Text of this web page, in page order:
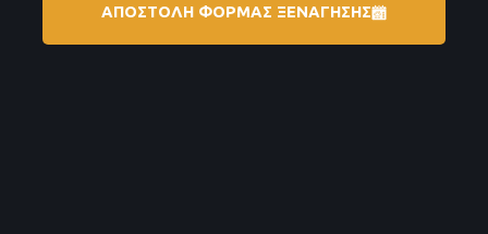
ΑΠΟΣΤΟΛΗ ΦΟΡΜΑΣ ΞΕΝΑΓΗΣΗΣ